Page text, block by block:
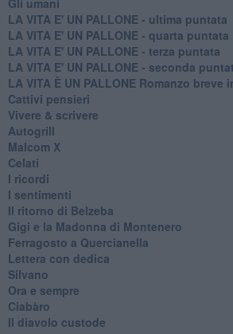
LA VITA E' UN PALLONE - ultima puntata
LA VITA E' UN PALLONE - quarta puntata
LA VITA E' UN PALLONE - terza puntata
LA VITA E' UN PALLONE - seconda
LA VITA È UN PALLONE Romanzo breve
Cattivi pensieri
Vivere & scrivere
Autogrill
Malcom X
Celati
I ricordi
I sentimenti
Il ritorno di Belzeba
Gigi e la Madonna di Montenero
Ferragosto a Quercianella
Lettera con dedica
Silvano
Ora e sempre
Ciabàro
Il diavolo custode